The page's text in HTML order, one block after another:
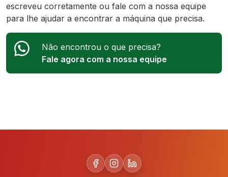
escreveu corretamente ou fale com a nossa equipe
para lhe ajudar a encontrar a máquina que precisa.
Não encontrou o que precisa?
Fale agora com a nossa equipe